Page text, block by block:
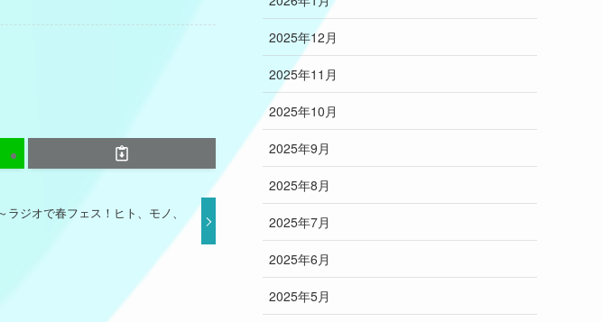
ジオで春フェス！ヒト、モノ、
2025年12月
2025年11月
2025年10月
2025年9月
2025年8月
2025年7月
2025年6月
2025年5月